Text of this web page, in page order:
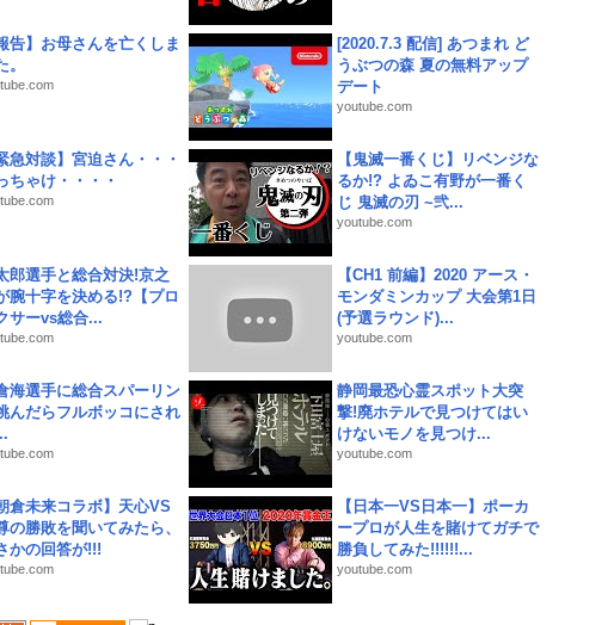
告】お母さんを亡くしま
。
[2020.7.3 配信] あつまれ ど
うぶつの森 夏の無料アップ
デート
youtube.com
急対談】宮迫さん・・・
ちゃけ・・・・
【鬼滅一番くじ】リベンジな
るか!? よゐこ有野が一番く
じ 鬼滅の刃 ~弐...
youtube.com
郎選手と総合対決!京之
腕十字を決める!?【プロ
サーvs総合...
【CH1 前編】2020 アース・
モンダミンカップ 大会第1日
(予選ラウンド)...
youtube.com
海選手に総合スパーリン
んだらフルボッコにされ
静岡最恐心霊スポット大突
撃!廃ホテルで見つけてはい
けないモノを見つけ...
youtube.com
倉未来コラボ】天心VS
の勝敗を聞いてみたら、
かの回答が!!!
【日本一VS日本一】ポーカ
ープロが人生を賭けてガチで
勝負してみた!!!!!!...
youtube.com